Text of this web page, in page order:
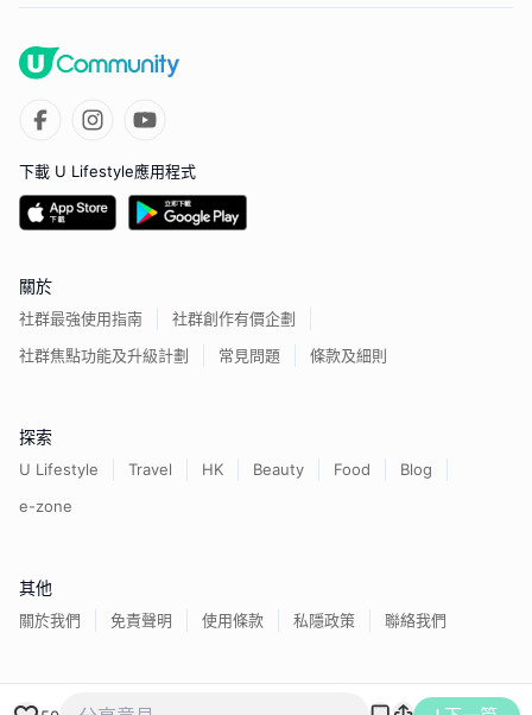
下載 U Lifestyle應用程式
關於
社群最強使用指南
社群創作有價企劃
社群焦點功能及升級計劃
常見問題 條款及細則
探索
U Lifestyle Travel HK Beauty Food
Blog
e-zone
其他
關於我們 免責聲明 使用條款 私隱政策 聯絡我們